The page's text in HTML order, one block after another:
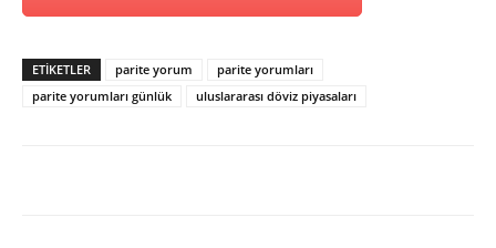
ETİKETLER parite yorum
parite yorumları
parite yorumları günlük
uluslararası döviz piyasaları